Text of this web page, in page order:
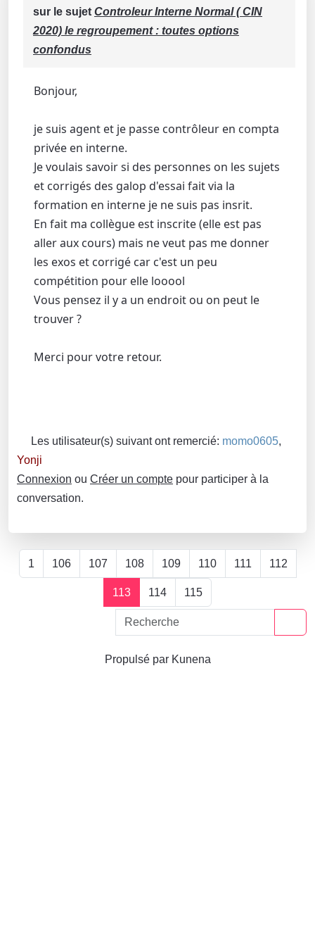
sur le sujet Controleur Interne Normal ( CIN
2020) le regroupement : toutes options
confondus
Bonjour,
je suis agent et je passe contrôleur en compta
privée en interne.
Je voulais savoir si des personnes on les sujets
et corrigés des galop d'essai fait via la
formation en interne je ne suis pas insrit.
En fait ma collègue est inscrite (elle est pas
aller aux cours) mais ne veut pas me donner
les exos et corrigé car c'est un peu
compétition pour elle looool
Vous pensez il y a un endroit ou on peut le
trouver ?
Merci pour votre retour.
Les utilisateur(s) suivant ont remercié: momo0605,
Yonji
Connexion ou Créer un compte pour participer à la
conversation.
1 106 107 108 109 110 111 112
113 114 115
Propulsé par Kunena